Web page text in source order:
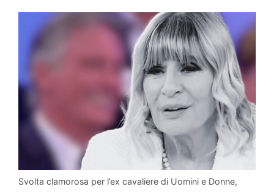
Svolta clamorosa per l’ex cavaliere di Uomini e Donne,